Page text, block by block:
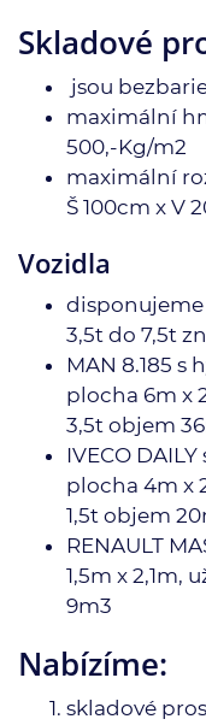
Skladové
jsou
maximální
500,-Kg/m2
maximální
Š 100cm x V
Vozidla
disponujeme
3,5t do 7,5t
MAN 8.185
plocha 6m x
3,5t objem
IVECO
plocha 4m x
1,5t objem
RENAULT
1,5m x 2,1m,
9m3
Nabízíme:
skladové